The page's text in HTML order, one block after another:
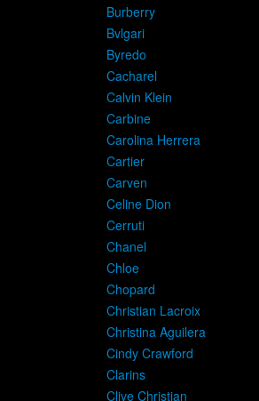
Burberry
Bvlgari
Byredo
Cacharel
Calvin Klein
Carbine
Carolina Herrera
Cartier
Carven
Celine Dion
Cerruti
Chanel
Chloe
Chopard
Christian Lacroix
Christina Aguilera
Cindy Crawford
Clarins
Clive Christian